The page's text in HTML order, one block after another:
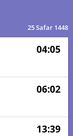
25 Safar 1448
04:05
06:02
13:39